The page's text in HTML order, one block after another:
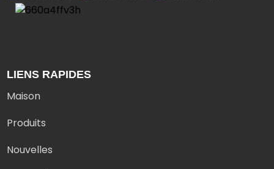
LIENS RAPIDES
Maison
Produits
Nouvelles